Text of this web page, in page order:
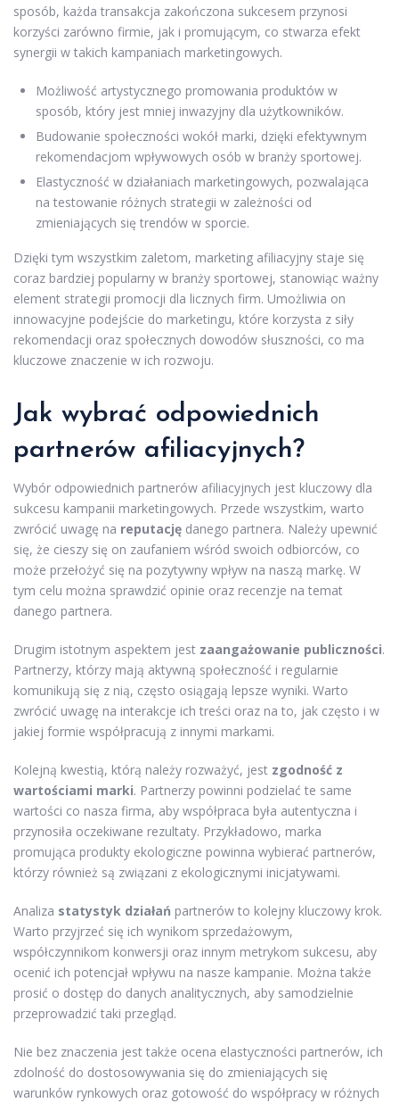
sposób, każda transakcja zakończona sukcesem przynosi
korzyści zarówno firmie, jak i promującym, co stwarza efekt
synergii w takich kampaniach marketingowych.
Możliwość artystycznego promowania produktów w
sposób, który jest mniej inwazyjny dla użytkowników.
Budowanie społeczności wokół marki, dzięki efektywnym
rekomendacjom wpływowych osób w branży sportowej.
Elastyczność w działaniach marketingowych, pozwalająca
na testowanie różnych strategii w zależności od
zmieniających się trendów w sporcie.
Dzięki tym wszystkim zaletom, marketing afiliacyjny staje się
coraz bardziej popularny w branży sportowej, stanowiąc ważny
element strategii promocji dla licznych firm. Umożliwia on
innowacyjne podejście do marketingu, które korzysta z siły
rekomendacji oraz społecznych dowodów słuszności, co ma
kluczowe znaczenie w ich rozwoju.
Jak wybrać odpowiednich
partnerów afiliacyjnych?
Wybór odpowiednich partnerów afiliacyjnych jest kluczowy dla
sukcesu kampanii marketingowych. Przede wszystkim, warto
zwrócić uwagę na reputację danego partnera. Należy upewnić
się, że cieszy się on zaufaniem wśród swoich odbiorców, co
może przełożyć się na pozytywny wpływ na naszą markę. W
tym celu można sprawdzić opinie oraz recenzje na temat
danego partnera.
Drugim istotnym aspektem jest zaangażowanie publiczności.
Partnerzy, którzy mają aktywną społeczność i regularnie
komunikują się z nią, często osiągają lepsze wyniki. Warto
zwrócić uwagę na interakcje ich treści oraz na to, jak często i w
jakiej formie współpracują z innymi markami.
Kolejną kwestią, którą należy rozważyć, jest zgodność z
wartościami marki. Partnerzy powinni podzielać te same
wartości co nasza firma, aby współpraca była autentyczna i
przynosiła oczekiwane rezultaty. Przykładowo, marka
promująca produkty ekologiczne powinna wybierać partnerów,
którzy również są związani z ekologicznymi inicjatywami.
Analiza statystyk działań partnerów to kolejny kluczowy krok.
Warto przyjrzeć się ich wynikom sprzedażowym,
współczynnikom konwersji oraz innym metrykom sukcesu, aby
ocenić ich potencjał wpływu na nasze kampanie. Można także
prosić o dostęp do danych analitycznych, aby samodzielnie
przeprowadzić taki przegląd.
Nie bez znaczenia jest także ocena elastyczności partnerów, ich
zdolność do dostosowywania się do zmieniających się
warunków rynkowych oraz gotowość do współpracy w różnych